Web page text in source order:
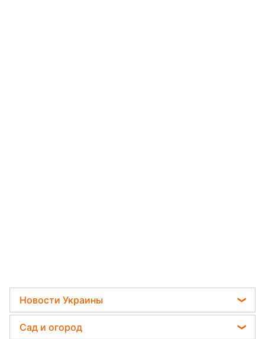
Новости Украины
Мобилизация
Сад и огород